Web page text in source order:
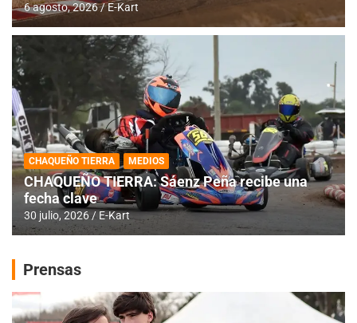
6 agosto, 2026 E-Kart
CHAQUEÑO TIERRA MEDIOS
CHAQUEÑO TIERRA: Sáenz Peña recibe una
fecha clave
30 julio, 2026 E-Kart
Prensas